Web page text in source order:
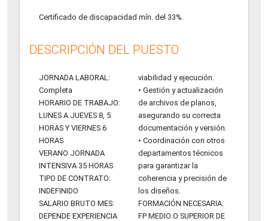
Certificado de discapacidad mín. del 33%.
DESCRIPCIÓN DEL PUESTO
JORNADA LABORAL:
Completa
HORARIO DE TRABAJO:
LUNES A JUEVES 8, 5
HORAS Y VIERNES 6
HORAS
VERANO JORNADA
INTENSIVA 35 HORAS
TIPO DE CONTRATO:
INDEFINIDO
SALARIO BRUTO MES:
DEPENDE EXPERIENCIA
viabilidad y ejecución.
• Gestión y actualización
de archivos de planos,
asegurando su correcta
documentación y versión.
• Coordinación con otros
departamentos técnicos
para garantizar la
coherencia y precisión de
los diseños.
FORMACIÓN NECESARIA:
FP MEDIO O SUPERIOR DE